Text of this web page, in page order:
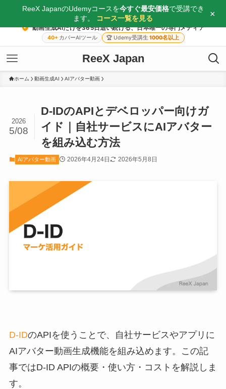
動画生成AIだけを365日追い続ける、日本唯一の専門メディア
40+ カバーAIツール 🏆 Udemy受講生 1000名以上
ReeX Japan
ホーム 動画生成AI AIアバター動画
D-IDのAPIとデベロッパー向けガ
イド｜自社サービスにAIアバター
を組み込む方法
2026
5/08
AIアバター動画 2026年4月24日 2026年5月8日
D-IDのAPIを使うことで、自社サービスやアプリに
AIアバター動画生成機能を組み込めます。この記
事ではD-ID APIの概要・使い方・コストを解説しま
す。
ReeX JapanのUdemyコースを今すぐ最安価格で受講でき
ます。
コース一覧を見る ×